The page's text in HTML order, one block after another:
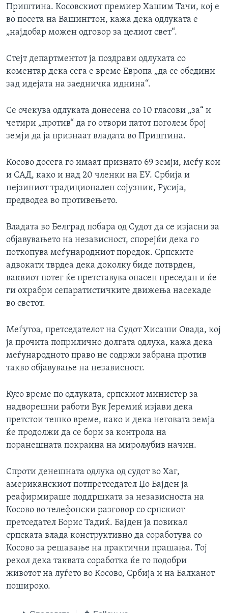
Приштина. Косовскиот премиер Хашим Тачи, кој е
во посета на Вашингтон, кажа дека одлуката е
„најдобар можен одговор за целиот свет“.
Стејт департментот ја поздрави одлуката со
коментар дека сега е време Европа „да се обедини
зад идејата на заедничка иднина“.
Се очекува одлуката донесена со 10 гласови „за“ и
четири „против“ да го отвори патот поголем број
земји да ја признаат владата во Приштина.
Косово досега го имаат признато 69 земји, меѓу кои
и САД, како и над 20 членки на ЕУ. Србија и
нејзиниот традиционален сојузник, Русија,
предводеа во противењето.
Владата во Белград побара од Судот да се изјасни за
објавувањето на независност, спорејќи дека го
поткопува меѓународниот поредок. Српските
адвокати тврдеа дека доколку биде потврден,
ваквиот потег ќе претставува опасен преседан и ќе
ги охрабри сепаратистичките движења насекаде
во светот.
Меѓутоа, претседателот на Судот Хисаши Овада, кој
ја прочита поприлично долгата одлука, кажа дека
меѓународното право не содржи забрана против
такво објавување на независност.
Кусо време по одлуката, српскиот министер за
надворешни работи Вук Јеремиќ изјави дека
претстои тешко време, како и дека неговата земја
ќе продолжи да се бори за контрола на
поранешната покраина на мирољубив начин.
Спроти денешната одлука од судот во Хаг,
американскиот потпретседател Џо Бајден ја
реафирмираше поддршката за независноста на
Косово во телефонски разговор со српскиот
претседател Борис Тадиќ. Бајден ја повикал
српската влада конструктивно да соработува со
Косово за решавање на практични прашања. Тој
рекол дека таквата соработка ќе го подобри
животот на луѓето во Косово, Србија и на Балканот
пошироко.